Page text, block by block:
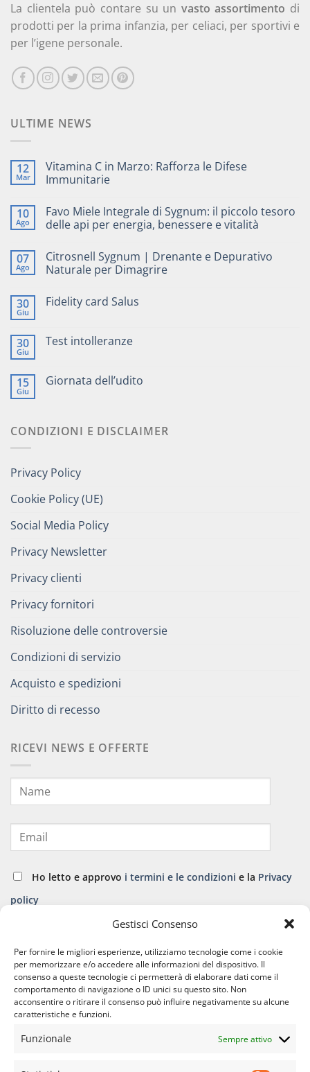
Gestisci Consenso
Per fornire le migliori esperienze, utilizziamo tecnologie come i cookie
per memorizzare e/o accedere alle informazioni del dispositivo. Il
consenso a queste tecnologie ci permetterà di elaborare dati come il
comportamento di navigazione o ID unici su questo sito. Non
acconsentire o ritirare il consenso può influire negativamente su alcune
caratteristiche e funzioni.
Funzionale Sempre attivo
La clientela può contare su un vasto assortimento di
prodotti per la prima infanzia, per celiaci, per sportivi e
per l’igene personale.
ULTIME NEWS
12
Mar
Vitamina C in Marzo: Rafforza le Difese
Immunitarie
10
Ago
Favo Miele Integrale di Sygnum: il piccolo tesoro
delle api per energia, benessere e vitalità
07
Ago
Citrosnell Sygnum | Drenante e Depurativo
Naturale per Dimagrire
30
Giu
Fidelity card Salus
30
Giu
Test intolleranze
15
Giu
Giornata dell’udito
CONDIZIONI E DISCLAIMER
Privacy Policy
Cookie Policy (UE)
Social Media Policy
Privacy Newsletter
Privacy clienti
Privacy fornitori
Risoluzione delle controversie
Condizioni di servizio
Acquisto e spedizioni
Diritto di recesso
RICEVI NEWS E OFFERTE
Ho letto e approvo i termini e le condizioni e la Privacy
policy